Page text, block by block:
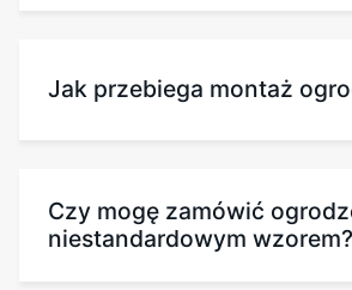
Jak przebiega montaż
Czy mogę zamówić
niestandardowym wzorem?